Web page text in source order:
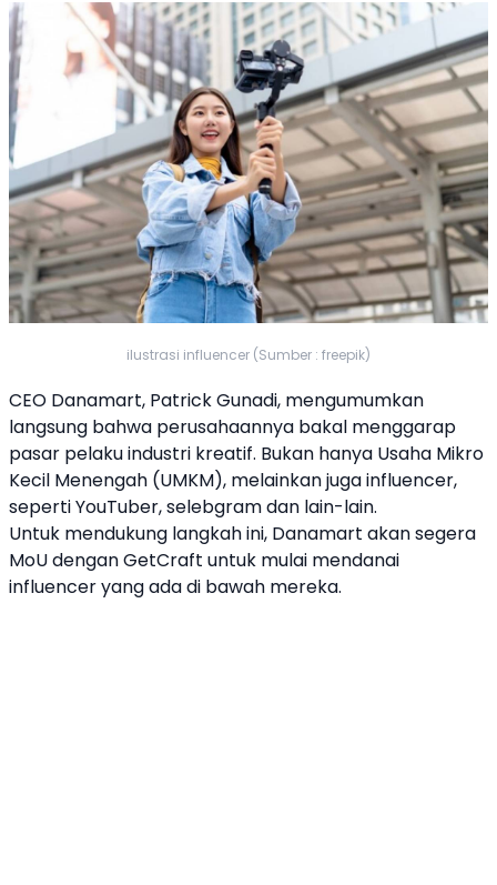
ilustrasi influencer (Sumber : freepik)
CEO Danamart, Patrick Gunadi, mengumumkan
langsung bahwa perusahaannya bakal menggarap
pasar pelaku industri kreatif. Bukan hanya Usaha Mikro
Kecil Menengah (UMKM), melainkan jugainfluencer,
seperti YouTuber, selebgram dan lain-lain.
Untuk mendukung langkah ini, Danamart akan segera
MoU dengan GetCraft untuk mulai mendanai
influenceryang ada di bawah mereka.